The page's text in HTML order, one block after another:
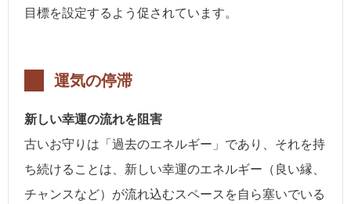
目標を設定するよう促されています。
運気の停滞
新しい幸運の流れを阻害
古いお守りは「過去のエネルギー」であり、それを持
ち続けることは、新しい幸運のエネルギー（良い縁、
チャンスなど）が流れ込むスペースを自ら塞いでいる